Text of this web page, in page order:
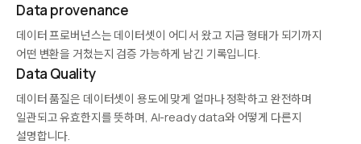
감독기관과의 연락 창구 역할을 수행합니다. 독립성과 전문 지식이
요구되며, 법적·윤리적 데이터 활용의 내부 감시자 역할을…
Data provenance
데이터 프로버넌스는 데이터셋이 어디서 왔고 지금 형태가 되기까지
어떤 변환을 거쳤는지 검증 가능하게 남긴 기록입니다.
Data Quality
데이터 품질은 데이터셋이 용도에 맞게 얼마나 정확하고 완전하며
일관되고 유효한지를 뜻하며, AI-ready data와 어떻게 다른지
설명합니다.